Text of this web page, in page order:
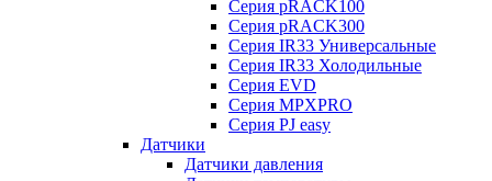
Серия pRACK100
Серия pRACK300
Серия IR33 Универсальные
Серия IR33 Холодильные
Серия EVD
Серия MPXPRO
Серия PJ easy
Датчики
Датчики давления